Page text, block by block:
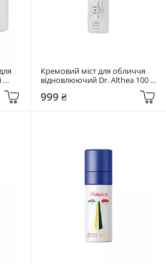
Кремовий міст для обличчя
відновлюючий Dr. Althea 100
999 ₴